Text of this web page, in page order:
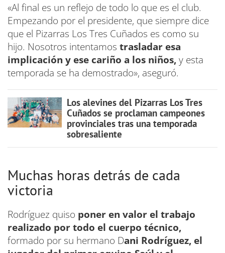
«Al final es un reflejo de todo lo que es el club.
Empezando por el presidente, que siempre dice
que el Pizarras Los Tres Cuñados es como su
hijo. Nosotros intentamos trasladar esa
implicación y ese cariño a los niños,y esta
temporada se ha demostrado», aseguró.
Los alevines del Pizarras Los Tres
Cuñados se proclaman campeones
provinciales tras una temporada
sobresaliente
Muchas horas detrás de cada
victoria
Rodríguez quiso poner en valor el trabajo
realizado por todo el cuerpo técnico,
formado por su hermano Dani Rodríguez, el